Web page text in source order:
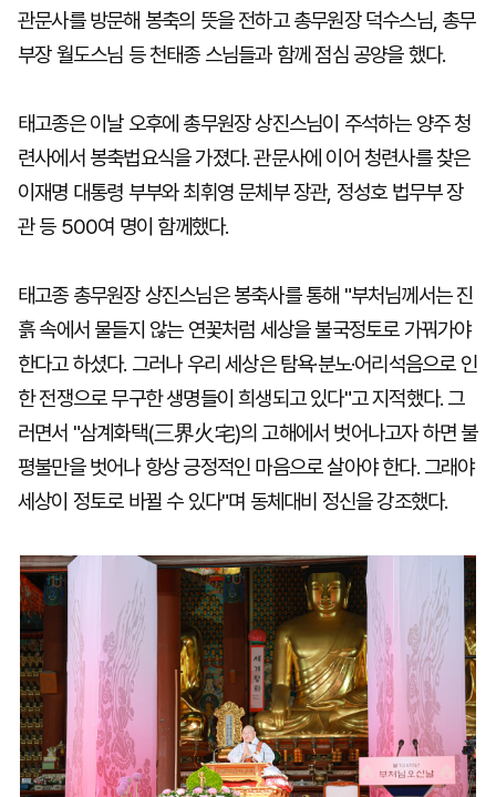
관문사를 방문해 봉축의 뜻을 전하고 총무원장 덕수스님, 총무
부장 월도스님 등 천태종 스님들과 함께 점심 공양을 했다.
태고종은 이날 오후에 총무원장 상진스님이 주석하는 양주 청
련사에서 봉축법요식을 가졌다. 관문사에 이어 청련사를 찾은
이재명 대통령 부부와 최휘영 문체부 장관, 정성호 법무부 장
관 등 500여 명이 함께했다.
태고종 총무원장 상진스님은 봉축사를 통해 "부처님께서는 진
흙 속에서 물들지 않는 연꽃처럼 세상을 불국정토로 가꿔가야
한다고 하셨다. 그러나 우리 세상은 탐욕·분노·어리석음으로 인
한 전쟁으로 무구한 생명들이 희생되고 있다"고 지적했다. 그
러면서 "삼계화택(三界火宅)의 고해에서 벗어나고자 하면 불
평불만을 벗어나 항상 긍정적인 마음으로 살아야 한다. 그래야
세상이 정토로 바뀔 수 있다"며 동체대비 정신을 강조했다.